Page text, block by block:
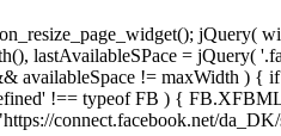
jQuery(
lastAvailableSPace = jQuery(
availableSpace != maxWidth )
!== typeof FB ) {
connect.facebook.net/